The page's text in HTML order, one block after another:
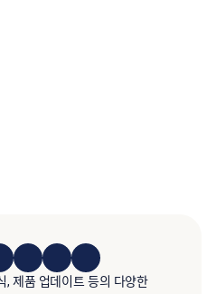
, 제품 업데이트 등의 다양한